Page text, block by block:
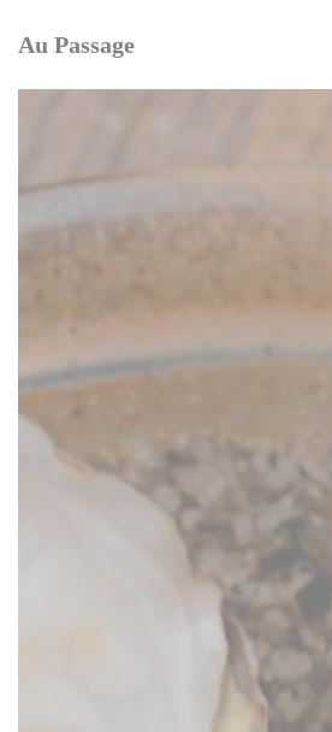
Au Passage